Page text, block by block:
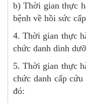
b) Thời gian thực
bệnh về hồi sức
4. Thời gian thực
chức danh dinh
5. Thời gian thực
chức danh cấp
đó: